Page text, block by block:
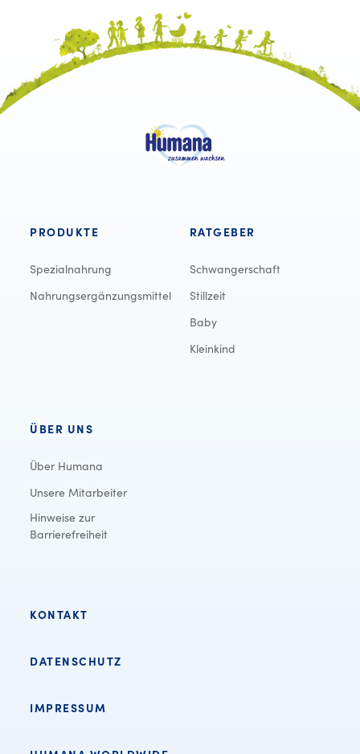
PRODUKTE
Spezialnahrung
Nahrungsergänzungsmittel
RATGEBER
Schwangerschaft
Stillzeit
Baby
Kleinkind
ÜBER UNS
Über Humana
Unsere Mitarbeiter
Hinweise zur
Barrierefreiheit
KONTAKT
DATENSCHUTZ
IMPRESSUM